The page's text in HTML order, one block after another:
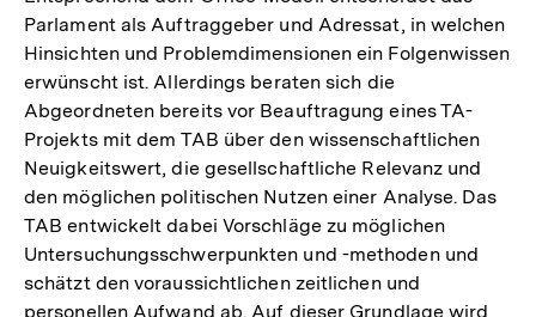
Parlament als Auftraggeber und Adressat, in welchen
Hinsichten und Problemdimensionen ein Folgenwissen
erwünscht ist. Allerdings beraten sich die
Abgeordneten bereits vor Beauftragung eines TA-
Projekts mit dem TAB über den wissenschaftlichen
Neuigkeitswert, die gesellschaftliche Relevanz und
den möglichen politischen Nutzen einer Analyse. Das
TAB entwickelt dabei Vorschläge zu möglichen
Untersuchungsschwerpunkten und -methoden und
schätzt den voraussichtlichen zeitlichen und
personellen Aufwand ab. Auf dieser Grundlage wird